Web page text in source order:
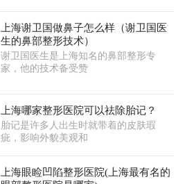
上海谢卫国做鼻子怎么样（谢卫国医
生的鼻部整形技术）
谢卫国医生是上海知名的鼻部整形专
家，他的技术备受赞
上海哪家整形医院可以祛除胎记？
胎记是许多人出生时就带着的皮肤瑕
疵，影响外貌美观和
上海眼睑凹陷整形医院(上海最有名的